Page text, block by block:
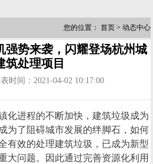
您的位置： 首页> 动态中心
强势来袭，闪耀登场杭州城
筑处理项目
时间：2021-04-02 10:17:00
化进程的不断加快，建筑垃圾成为
为了阻碍城市发展的绊脚石，如何
有效的处理建筑垃圾，已成为新型
大问题。因此通过完善资源化利用